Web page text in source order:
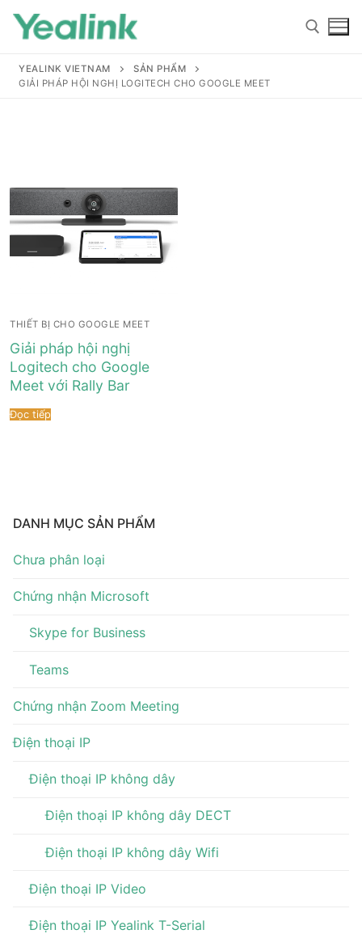
Home
Sản phẩm
Tài liệu hướng dẫn
Tài liệu hướng dẫn
Điện thoại IP Phone
Tin tức
Sự kiện
YEALINK VIETNAM
SẢN PHẨM
GIẢI PHÁP HỘI NGHỊ LOGITECH CHO GOOGLE MEET
THIẾT BỊ CHO GOOGLE MEET
Giải pháp hội nghị
Logitech cho Google
Meet với Rally Bar
Đọc tiếp
DANH MỤC SẢN PHẨM
Chưa phân loại
Chứng nhận Microsoft
Skype for Business
Teams
Chứng nhận Zoom Meeting
Điện thoại IP
Điện thoại IP không dây
Điện thoại IP không dây DECT
Điện thoại IP không dây Wifi
Điện thoại IP Video
Điện thoại IP Yealink T-Serial